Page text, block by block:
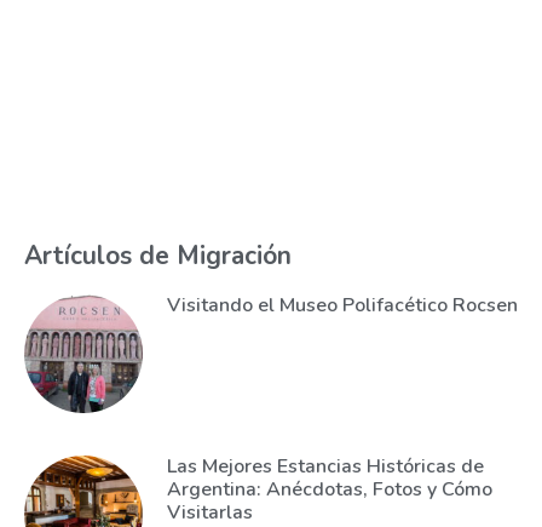
Artículos de Migración
Visitando el Museo Polifacético Rocsen
Las Mejores Estancias Históricas de
Argentina: Anécdotas, Fotos y Cómo
Visitarlas